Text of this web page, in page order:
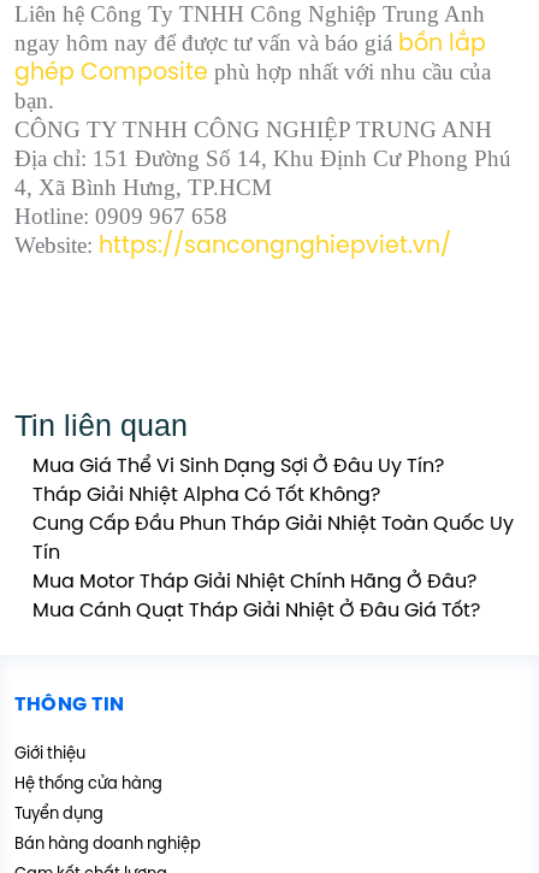
Liên hệ Công Ty TNHH Công Nghiệp Trung Anh
ngay hôm nay để được tư vấn và báo giá bồn lắp
ghép Composite phù hợp nhất với nhu cầu của
bạn.
CÔNG TY TNHH CÔNG NGHIỆP TRUNG ANH
Địa chỉ: 151 Đường Số 14, Khu Định Cư Phong Phú
4, Xã Bình Hưng, TP.HCM
Hotline: 0909 967 658
Website: https://sancongnghiepviet.vn/
Tin liên quan
Mua Giá Thể Vi Sinh Dạng Sợi Ở Đâu Uy Tín?
Tháp Giải Nhiệt Alpha Có Tốt Không?
Cung Cấp Đầu Phun Tháp Giải Nhiệt Toàn Quốc Uy
Tín
Mua Motor Tháp Giải Nhiệt Chính Hãng Ở Đâu?
Mua Cánh Quạt Tháp Giải Nhiệt Ở Đâu Giá Tốt?
THÔNG TIN
Giới thiệu
Hệ thống cửa hàng
Tuyển dụng
Bán hàng doanh nghiệp